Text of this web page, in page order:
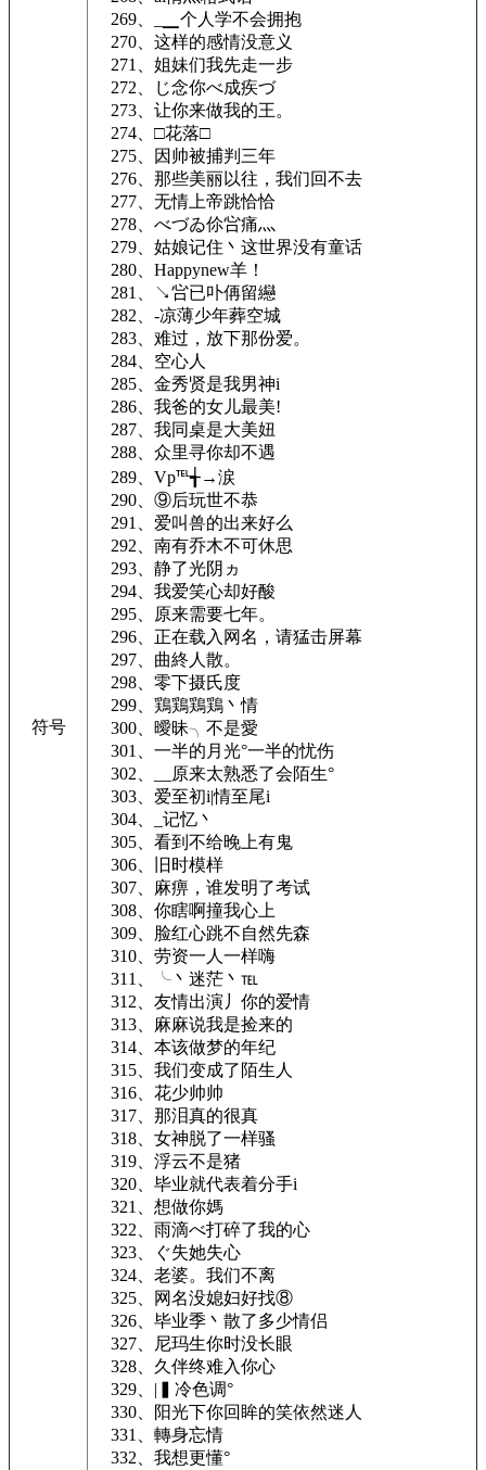
符号
269、_▁个人学不会拥抱
270、这样的感情没意义
271、姐妹们我先走一步
272、じ念你べ成疾づ
273、让你来做我的王。
274、□花落□
275、因帅被捕判三年
276、那些美丽以往，我们回不去
277、无情上帝跳恰恰
278、べづゐ伱吢痛灬
279、姑娘记住丶这世界没有童话
280、Happynew羊！
281、↘吢已卟侢留纞
282、-凉薄少年葬空城
283、难过，放下那份爱。
284、空心人
285、金秀贤是我男神i
286、我爸的女儿最美!
287、我同桌是大美妞
288、众里寻你却不遇
289、Vp℡╅→涙
290、⑨后玩世不恭
291、爱叫兽的出来好么
292、南有乔木不可休思
293、静了光阴ヵ
294、我爱笑心却好酸
295、原来需要七年。
296、正在载入网名，请猛击屏幕
297、曲終人散。
298、零下摄氏度
299、鶏鶏鶏鶏丶情
300、曖昧╮不是愛
301、一半的月光°一半的忧伤
302、__原来太熟悉了会陌生°
303、爱至初i|情至尾i
304、_记忆丶
305、看到不给晚上有鬼
306、旧时模样
307、麻痹，谁发明了考试
308、你瞎啊撞我心上
309、脸红心跳不自然先森
310、劳资一人一样嗨
311、╰丶迷茫丶℡
312、友情出演丿你的爱情
313、麻麻说我是捡来的
314、本该做梦的年纪
315、我们变成了陌生人
316、花少帅帅
317、那泪真的很真
318、女神脱了一样骚
319、浮云不是猪
320、毕业就代表着分手i
321、想做你媽
322、雨滴べ打碎了我的心
323、ぐ失她失心
324、老婆。我们不离
325、网名没媳妇好找⑧
326、毕业季丶散了多少情侣
327、尼玛生你时没长眼
328、久伴终难入你心
329、|▍冷色调°
330、阳光下你回眸的笑依然迷人
331、轉身忘情
332、我想更懂°